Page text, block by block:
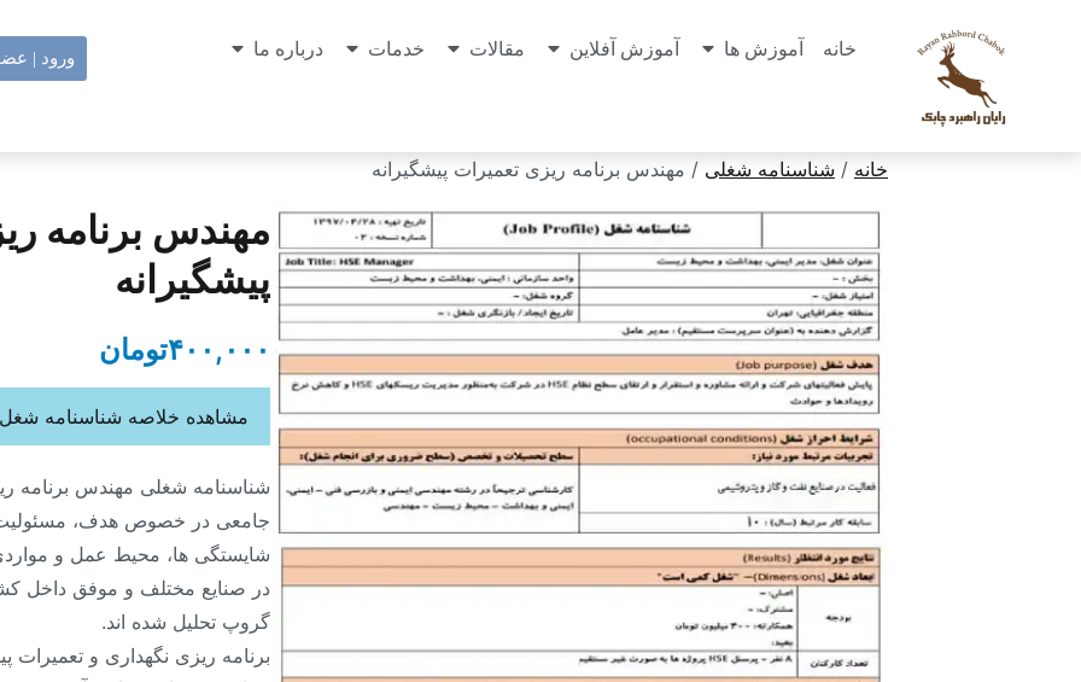
خانه آموزش ها آموزش آفلاین مقالات خدمات درباره ما ورود |
خانه / شناسنامه شغلی / مهندس برنامه ریزی تعمیرات پیشگیرانه
مهندس برنامه
پیشگیرانه
۴۰۰,۰۰۰تومان
شناسنامه شغلی مهندس برنامه
جامعی در خصوص هدف،
شایستگی ها، محیط عمل و
در صنایع مختلف و موفق داخل
گروپ تحلیل شده اند.
برنامه ریزی نگهداری و تعمیرات
مشاهده خلاصه شناسنامه